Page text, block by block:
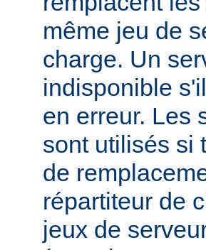
même jeu de
charge. Un
indisponible
en erreur. Les
sont utilisés si
de
répartiteur de
jeux de